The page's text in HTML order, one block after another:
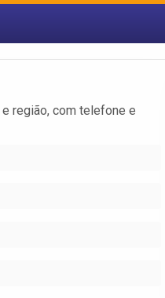
e região, com telefone e